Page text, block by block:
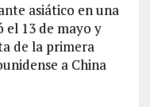
asiático en una
el 13 de mayo y
de la primera
a China